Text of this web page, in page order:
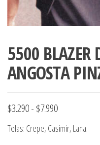
5500 BLAZER
ANGOSTA
$3.290- $7.990Rango
de
Telas: Crepe, Casimir, Lana.